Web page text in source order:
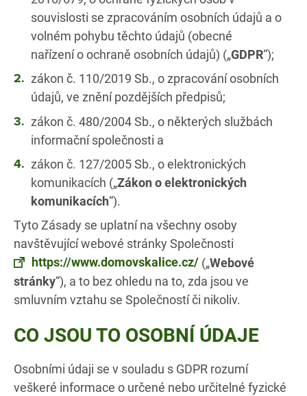
souvislosti se zpracováním osobních údajů a o
volném pohybu těchto údajů (obecné
nařízení o ochraně osobních údajů) („GDPR“);
zákon č. 110/2019 Sb., o zpracování osobních
údajů, ve znění pozdějších předpisů;
zákon č. 480/2004 Sb., o některých službách
informační společnosti a
zákon č. 127/2005 Sb., o elektronických
komunikacích („Zákon o elektronických
komunikacích“).
Tyto Zásady se uplatní na všechny osoby
navštěvující webové stránky Společnosti
https://www.domovskalice.cz/ („Webové
stránky“), a to bez ohledu na to, zda jsou ve
smluvním vztahu se Společností či nikoliv.
CO JSOU TO OSOBNÍ ÚDAJE
Osobními údaji se v souladu s GDPR rozumí
veškeré informace o určené nebo určitelné fyzické